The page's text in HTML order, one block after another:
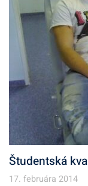
Študentská
17. februára 2014